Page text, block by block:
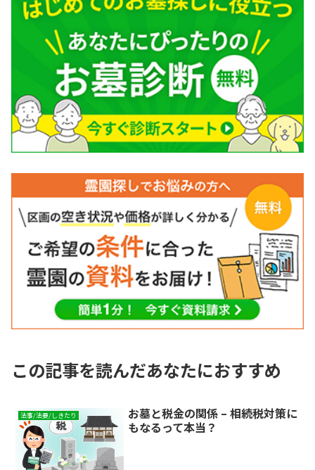
この記事を読んだあなたにおすすめ
法事/法要/しきたり
お墓と税金の関係 – 相続税対策に
もなるって本当？